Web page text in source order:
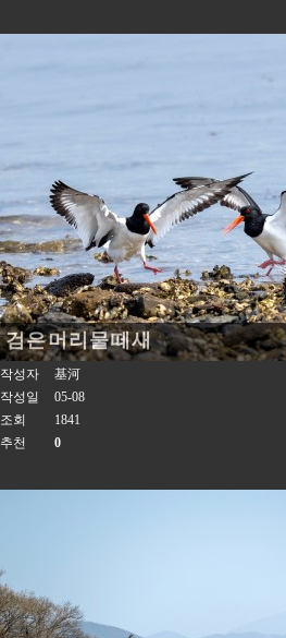
검은머리물떼새
작성자
基河
작성일
05-08
조회
1841
추천
0